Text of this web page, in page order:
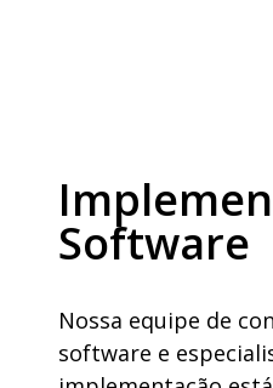
Software
Nossa equipe de
software e